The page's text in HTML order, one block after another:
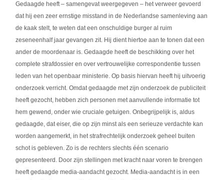
Gedaagde heeft – samengevat weergegeven – het verweer gevoerd
dat hij een zeer ernstige misstand in de Nederlandse samenleving aan
de kaak stelt, te weten dat een onschuldige burger al ruim
zeseneenhalf jaar gevangen zit. Hij dient hiertoe aan te tonen dat een
ander de moordenaar is. Gedaagde heeft de beschikking over het
complete strafdossier en over vertrouwelijke correspondentie tussen
leden van het openbaar ministerie. Op basis hiervan heeft hij uitvoerig
onderzoek verricht. Omdat gedaagde met zijn onderzoek de publiciteit
heeft gezocht, hebben zich personen met aanvullende informatie tot
hem gewend, onder wie cruciale getuigen. Onbegrijpelijk is, aldus
gedaagde, dat eiser, die op zijn minst als een serieuze verdachte kan
worden aangemerkt, in het strafrechtelijk onderzoek geheel buiten
schot is gebleven. Zo is de rechters slechts één scenario
gepresenteerd. Door zijn stellingen met kracht naar voren te brengen
heeft gedaagde media-aandacht gezocht. Media-aandacht is in een